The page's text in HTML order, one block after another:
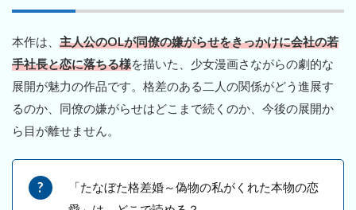
本作は、 主人公のOLが同僚の嫌がらせをきっかけに会社の若
手社長と恋に落ちる様を描いた、少女漫画さながらの劇的な
展開が魅力の作品です。格差のある二人の関係がどう進展す
るのか、同僚の嫌がらせはどこまで続くのか、今後の展開か
ら目が離せません。
「たなぼた格差婚～偽物の私がくれた本物の恋